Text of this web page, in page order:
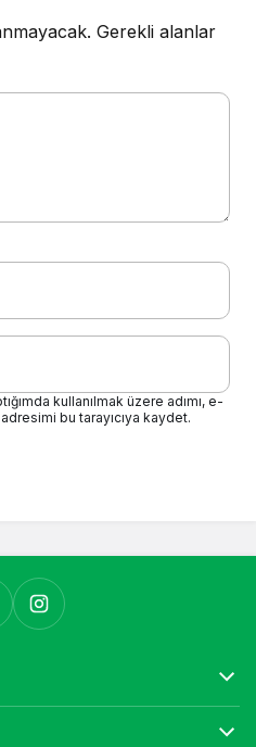
Gerekli alanlar
kullanılmak üzere adımı, e-
bu tarayıcıya kaydet.